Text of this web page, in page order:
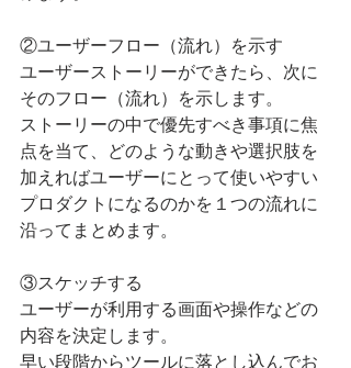
②ユーザーフロー（流れ）を示す
ユーザーストーリーができたら、次に
そのフロー（流れ）を示します。
ストーリーの中で優先すべき事項に焦
点を当て、どのような動きや選択肢を
加えればユーザーにとって使いやすい
プロダクトになるのかを１つの流れに
沿ってまとめます。
③スケッチする
ユーザーが利用する画面や操作などの
内容を決定します。
早い段階からツールに落とし込んでお